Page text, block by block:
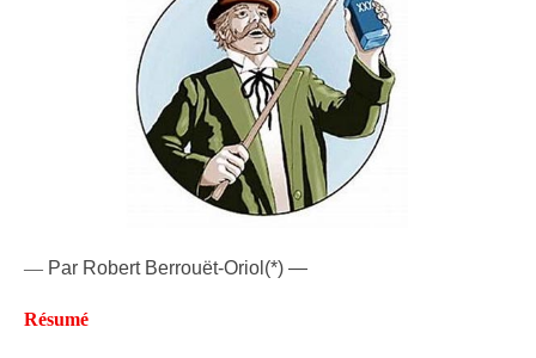
— Par Robert Berrouët-Oriol(*) —
Résumé